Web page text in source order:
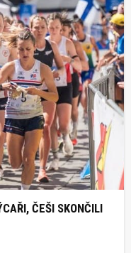
ČEŠI SKONČILI